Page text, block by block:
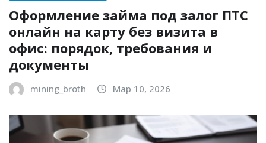
Оформление займа под залог ПТС
онлайн на карту без визита в
офис: порядок, требования и
документы
mining_broth Мар 10, 2026